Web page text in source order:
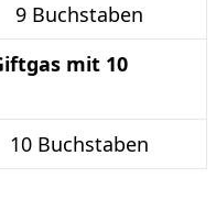
9 Buchstaben
mit 10
10 Buchstaben